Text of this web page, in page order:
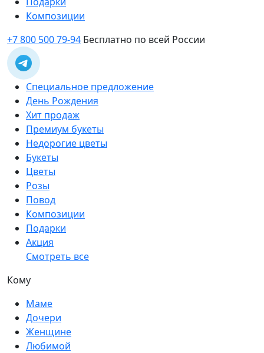
Композиции
+7 800 500 79-94 Бесплатно по всей России
Специальное предложение
День Рождения
Хит продаж
Премиум букеты
Недорогие цветы
Букеты
Цветы
Розы
Повод
Композиции
Подарки
Акция
Смотреть все
Кому
Маме
Дочери
Женщине
Любимой